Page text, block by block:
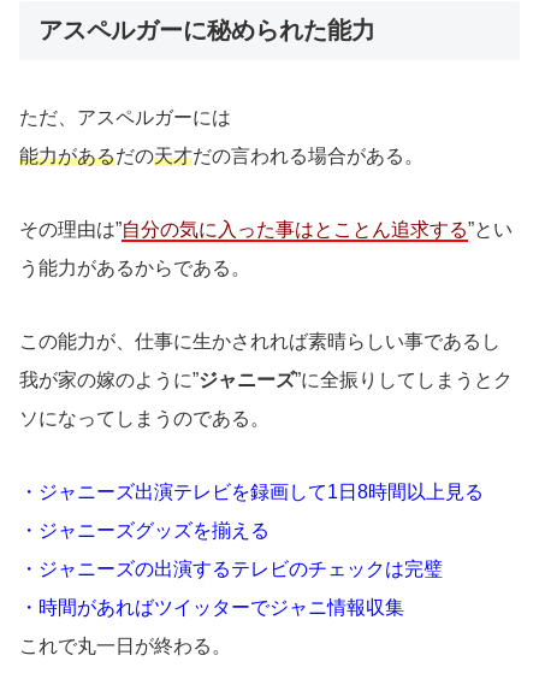
アスペルガーに秘められた能力
ただ、アスペルガーには
能力があるだの天才だの言われる場合がある。
その理由は”自分の気に入った事はとことん追求する”とい
う能力があるからである。
この能力が、仕事に生かされれば素晴らしい事であるし
我が家の嫁のように”ジャニーズ”に全振りしてしまうとク
ソになってしまうのである。
・ジャニーズ出演テレビを録画して1日8時間以上見る
・ジャニーズグッズを揃える
・ジャニーズの出演するテレビのチェックは完璧
・時間があればツイッターでジャニ情報収集
これで丸一日が終わる。